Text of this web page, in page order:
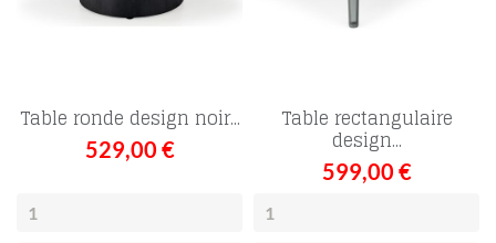
Table ronde design noir...
529,00 €
Table rectangulaire
design...
599,00 €